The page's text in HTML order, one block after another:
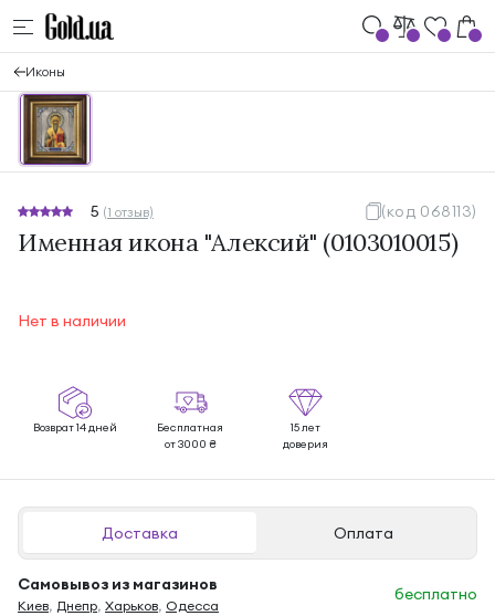
Иконы
5 (1 отзыв) (код 068113)
Именная икона "Алексий" (0103010015)
Нет в наличии
Возврат 14 дней
Бесплатная
от 3000 ₴
15 лет
доверия
Доставка Оплата
Самовывоз из магазинов
Киев, Днепр, Харьков, Одесса
бесплатно